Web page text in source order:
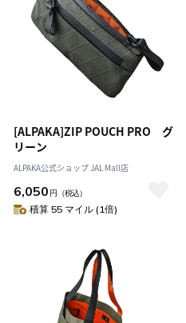
[ALPAKA]ZIP POUCH PRO グ
リーン
ALPAKA公式ショップ JAL Mall店
6,050 円 （税込）
積算 55 マイル (1倍)